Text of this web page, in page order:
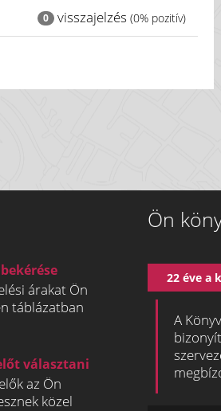
0 visszajelzés (0% pozitív)
árakat Ön
táblázatban
választani
az Ön
közel
Ön
22 éve a
A